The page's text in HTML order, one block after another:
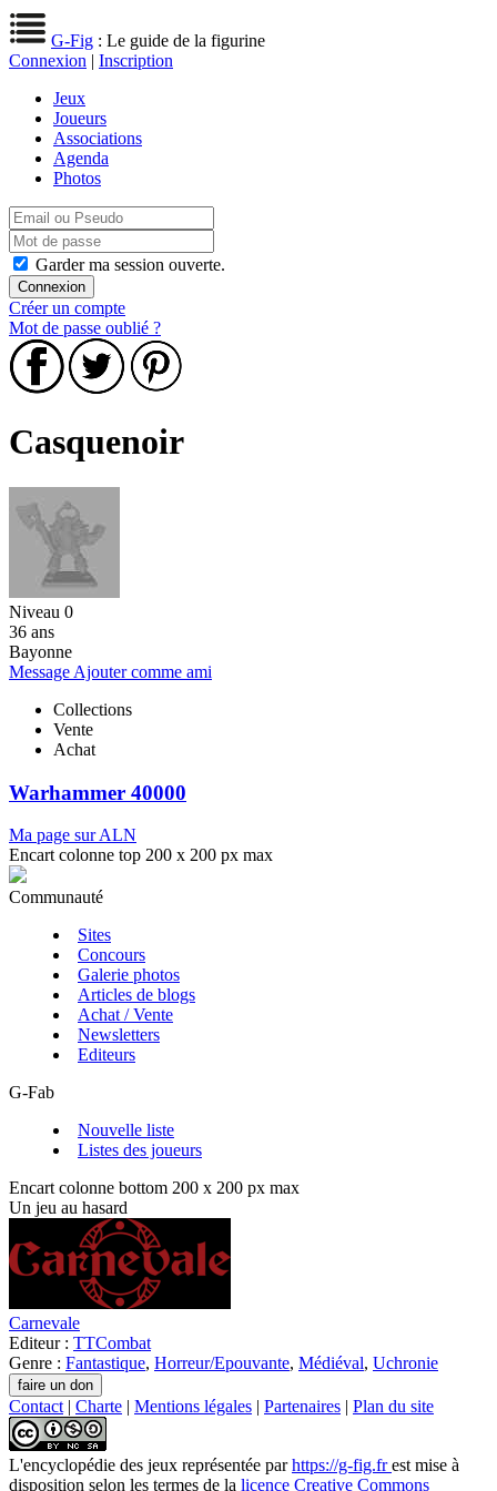
G-Fig : Le guide de la figurine
Connexion | Inscription
Jeux
Joueurs
Associations
Agenda
Photos
Garder ma session ouverte.
Créer un compte
Mot de passe oublié ?
Casquenoir
Niveau 0
36 ans
Bayonne
Message Ajouter comme ami
Collections
Vente
Achat
Warhammer 40000
Ma page sur ALN
Encart colonne top 200 x 200 px max
Communauté
Sites
Concours
Galerie photos
Articles de blogs
Achat / Vente
Newsletters
Editeurs
G-Fab
Nouvelle liste
Listes des joueurs
Encart colonne bottom 200 x 200 px max
Un jeu au hasard
Carnevale
Editeur : TTCombat
Genre : Fantastique, Horreur/Epouvante, Médiéval, Uchronie
Contact | Charte | Mentions légales | Partenaires | Plan du site
L'encyclopédie des jeux représentée parhttps://g-fig.frest mise à
disposition selon les termes de la licence Creative Commons